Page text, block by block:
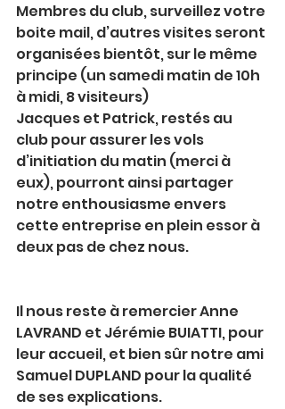
Membres du club, surveillez votre
boite mail, d’autres visites seront
organisées bientôt, sur le même
principe (un samedi matin de 10h
à midi, 8 visiteurs)
Jacques et Patrick, restés au
club pour assurer les vols
d’initiation du matin (merci à
eux), pourront ainsi partager
notre enthousiasme envers
cette entreprise en plein essor à
deux pas de chez nous.
Il nous reste à remercier Anne
LAVRAND et Jérémie BUIATTI, pour
leur accueil, et bien sûr notre ami
Samuel DUPLAND pour la qualité
de ses explications.